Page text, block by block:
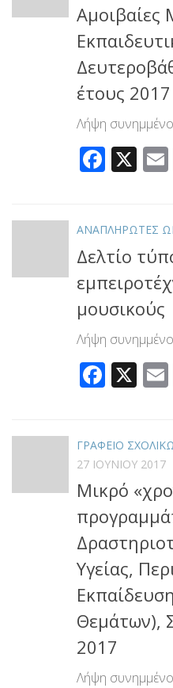
Αμοιβαίες
έτους 2017
Λήψη
X
ΑΝΑΠΛΗΡΩΤΕΣ
Δελτίο
μουσικούς
Λήψη
X
ΓΡΑΦΕΙΟ
27 ΙΟΥΝΊΟΥ 2017
Μικρό
Υγείας,
Θεμάτων),
2017
Λήψη